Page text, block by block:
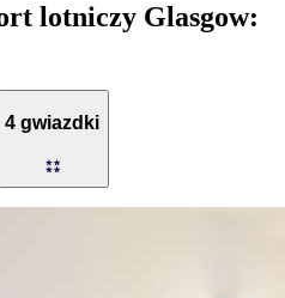
lotniczy Glasgow:
4 gwiazdki